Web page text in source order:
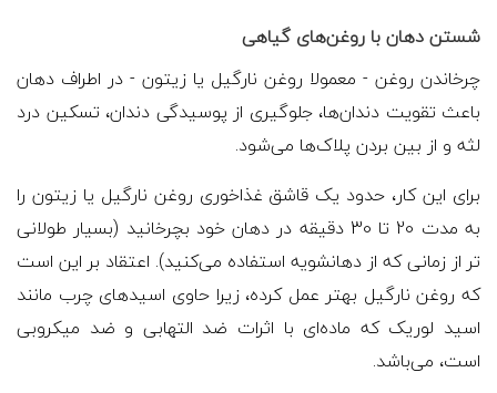
شستن دهان با روغن‌های گیاهی
چرخاندن روغن - معمولا روغن نارگیل یا زیتون - در اطراف دهان
باعث تقویت دندان‌ها، جلوگیری از پوسیدگی دندان، تسکین درد
لثه و از بین بردن پلاک‌ها می‌شود.
برای این کار، حدود یک قاشق غذاخوری روغن نارگیل یا زیتون را
به مدت 20 تا 30 دقیقه در دهان خود بچرخانید (بسیار طولانی
تر از زمانی که از دهانشویه استفاده می‌کنید). اعتقاد بر این است
که روغن نارگیل بهتر عمل کرده، زیرا حاوی اسیدهای چرب مانند
اسید لوریک که ماده‌ای با اثرات ضد التهابی و ضد میکروبی
است، می‌باشد.